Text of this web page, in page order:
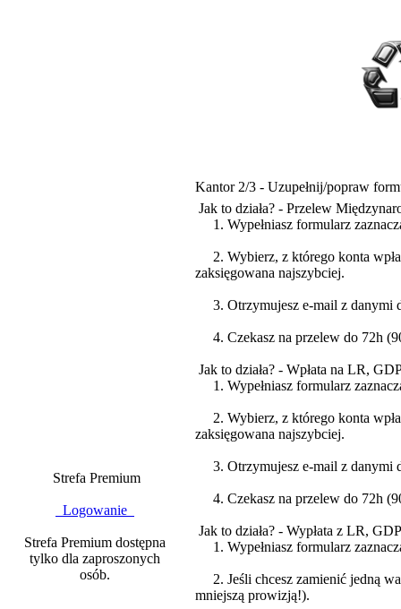
Strefa Premium
Logowanie
Strefa Premium dostępna
tylko dla zaproszonych
osób.
Kantor 2/3 - Uzupełnij/popraw
Jak to działa? - Przelew
1. Wypełniasz formularz
2. Wybierz, z którego konta
zaksięgowana najszybciej.
3. Otrzymujesz e-mail z danymi
4. Czekasz na przelew do 72h
Jak to działa? - Wpłata na LR,
1. Wypełniasz formularz
2. Wybierz, z którego konta
zaksięgowana najszybciej.
3. Otrzymujesz e-mail z danymi
4. Czekasz na przelew do 72h
Jak to działa? - Wypłata z LR,
1. Wypełniasz formularz
2. Jeśli chcesz zamienić jedną
mniejszą prowizją!).